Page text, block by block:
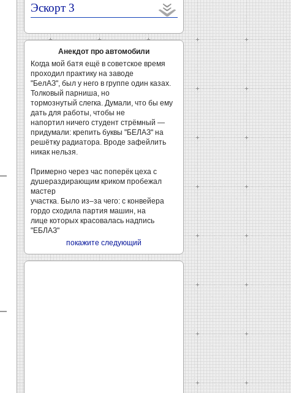
Эскорт 3
Анекдот про автомобили
Когда мой батя ещё в советское время
проходил практику на заводе
"БелАЗ", был у него в группе один казах.
Толковый парниша, но
тормознутый слегка. Думали, что бы ему
дать для работы, чтобы не
напортил ничего студент стрёмный —
придумали: крепить буквы "БЕЛАЗ" на
решётку радиатора. Вроде зафейлить
никак нельзя.
Примерно через час поперёк цеха с
душераздирающим криком пробежал
мастер
участка. Было из–за чего: с конвейера
гордо сходила партия машин, на
лице которых красовалась надпись
"ЕБЛАЗ"
покажите следующий